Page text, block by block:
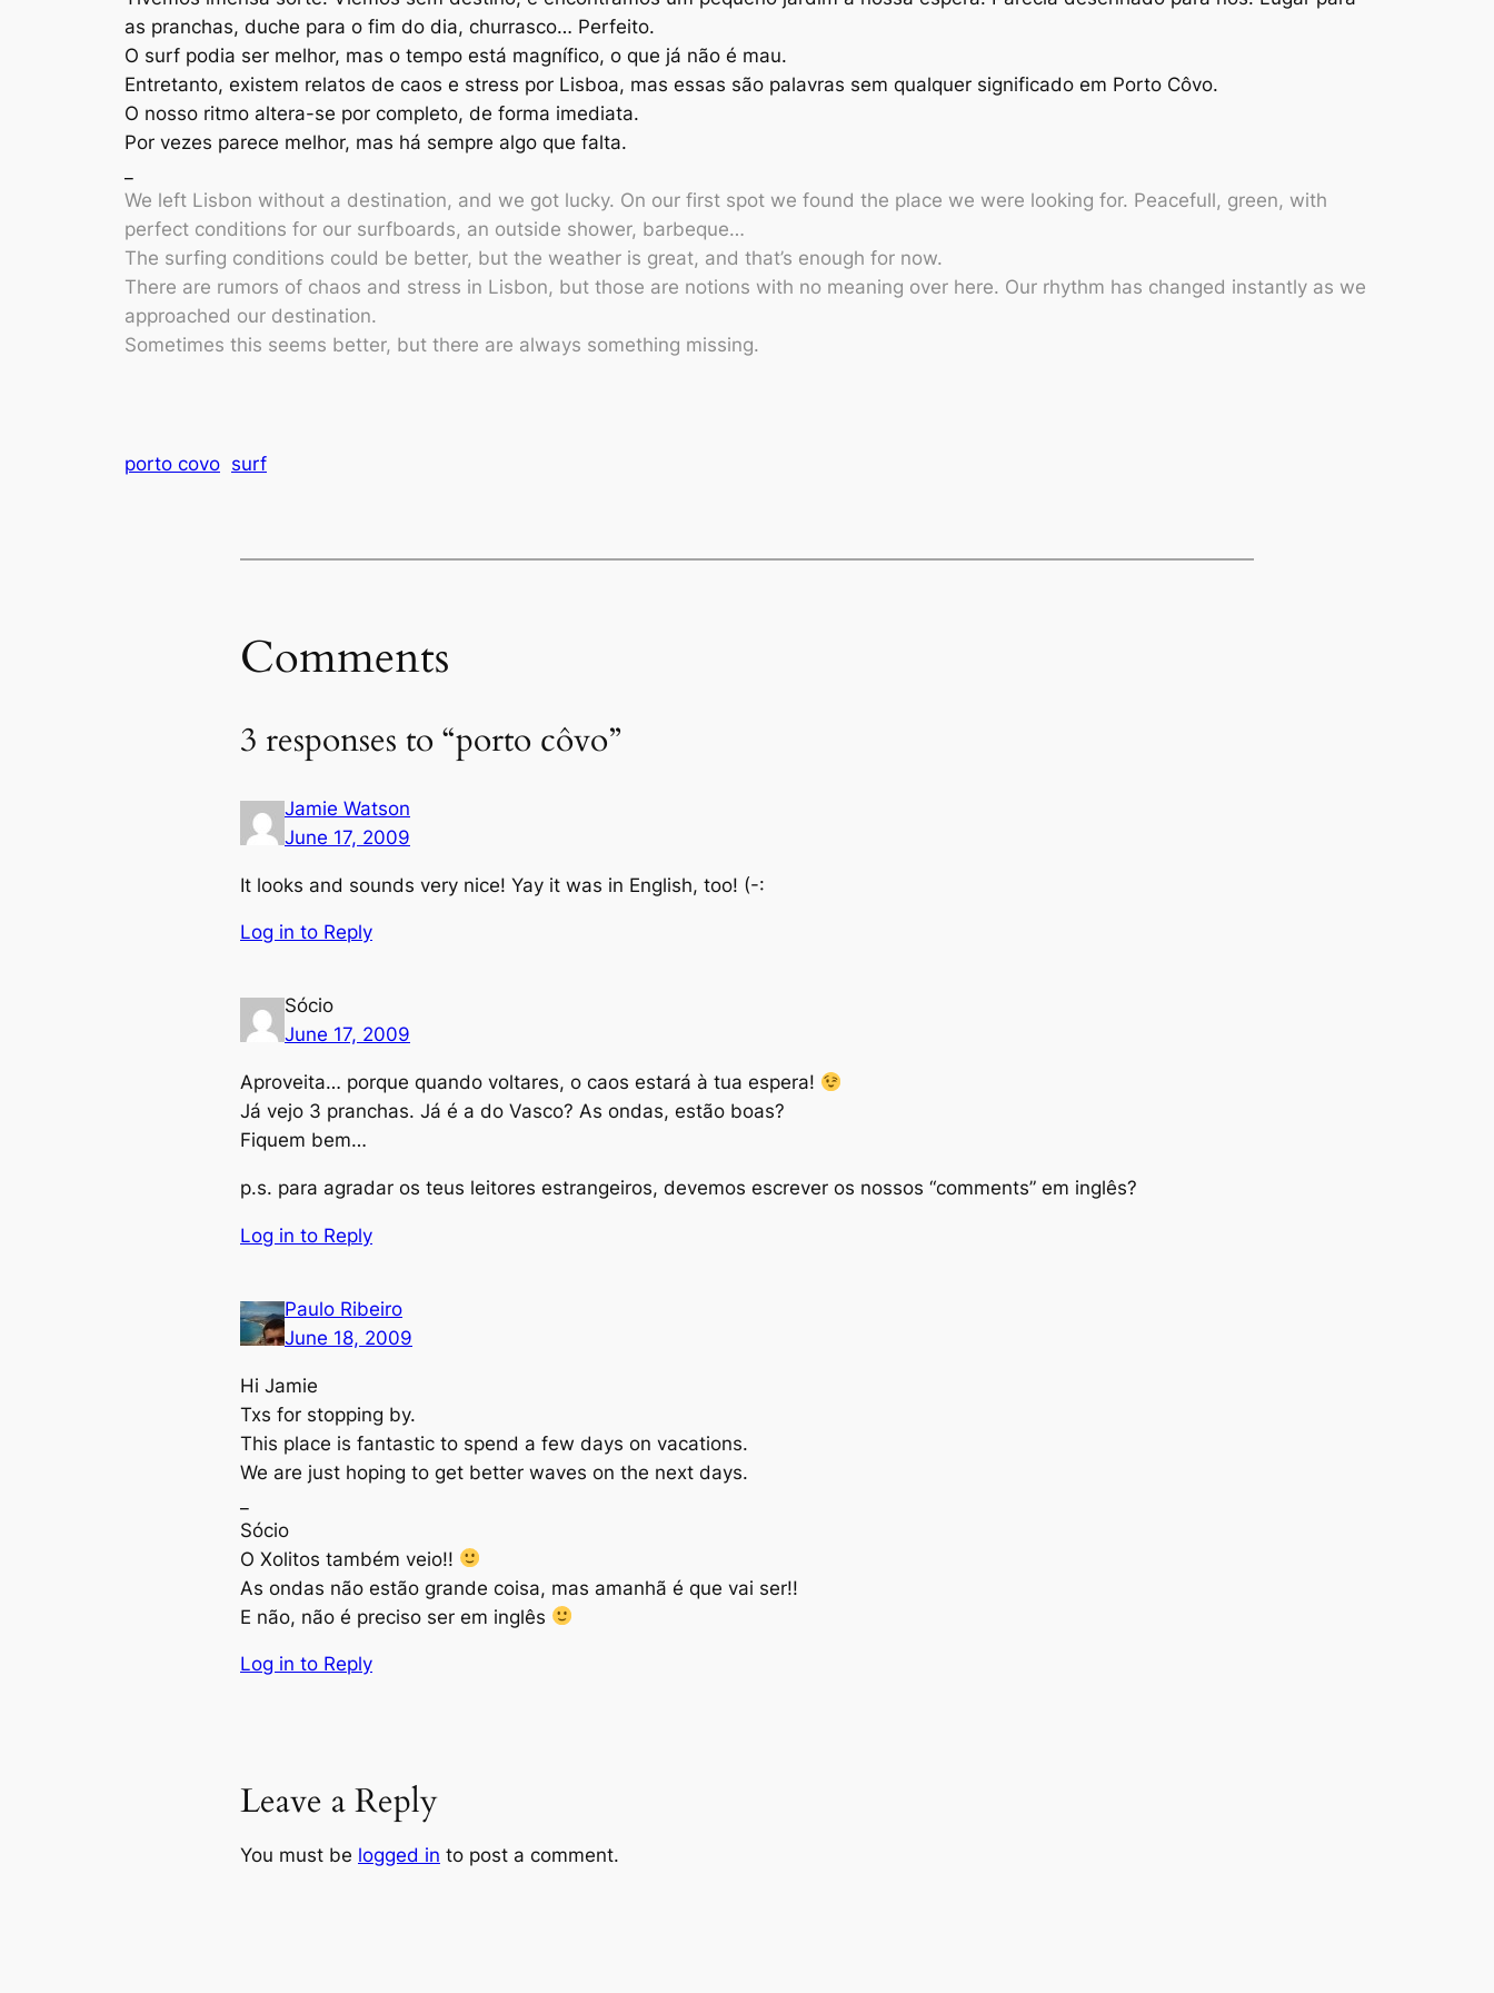
as pranchas, duche para o fim do dia, churrasco… Perfeito.
O surf podia ser melhor, mas o tempo está magnífico, o que já não é mau.
Entretanto, existem relatos de caos e stress por Lisboa, mas essas são palavras sem qualquer significado em Porto Côvo.
O nosso ritmo altera-se por completo, de forma imediata.
Por vezes parece melhor, mas há sempre algo que falta.
We left Lisbon without a destination, and we got lucky. On our first spot we found the place we were looking for. Peacefull, green, with
perfect conditions for our surfboards, an outside shower, barbeque…
The surfing conditions could be better, but the weather is great, and that’s enough for now.
There are rumors of chaos and stress in Lisbon, but those are notions with no meaning over here. Our rhythm has changed instantly as we
approached our destination.
Sometimes this seems better, but there are always something missing.
porto covo surf
Comments
3 responses to “porto côvo”
Jamie Watson
June 17, 2009
It looks and sounds very nice! Yay it was in English, too! (-:
Log in to Reply
Sócio
June 17, 2009
Aproveita… porque quando voltares, o caos estará à tua espera!
Já vejo 3 pranchas. Já é a do Vasco? As ondas, estão boas?
Fiquem bem…
p.s. para agradar os teus leitores estrangeiros, devemos escrever os nossos “comments” em inglês?
Log in to Reply
Paulo Ribeiro
June 18, 2009
Hi Jamie
Txs for stopping by.
This place is fantastic to spend a few days on vacations.
We are just hoping to get better waves on the next days.
Sócio
O Xolitos também veio!!
As ondas não estão grande coisa, mas amanhã é que vai ser!!
E não, não é preciso ser em inglês
Log in to Reply
Leave a Reply
You must be logged in to post a comment.